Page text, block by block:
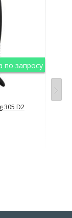
по запросу
305 D2